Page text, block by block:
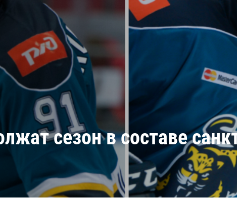
Амур
Барыс
Салават Юлаев
Сибирь
сезон в составе